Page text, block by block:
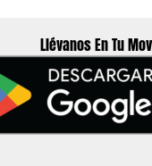
Llévanos En Tu